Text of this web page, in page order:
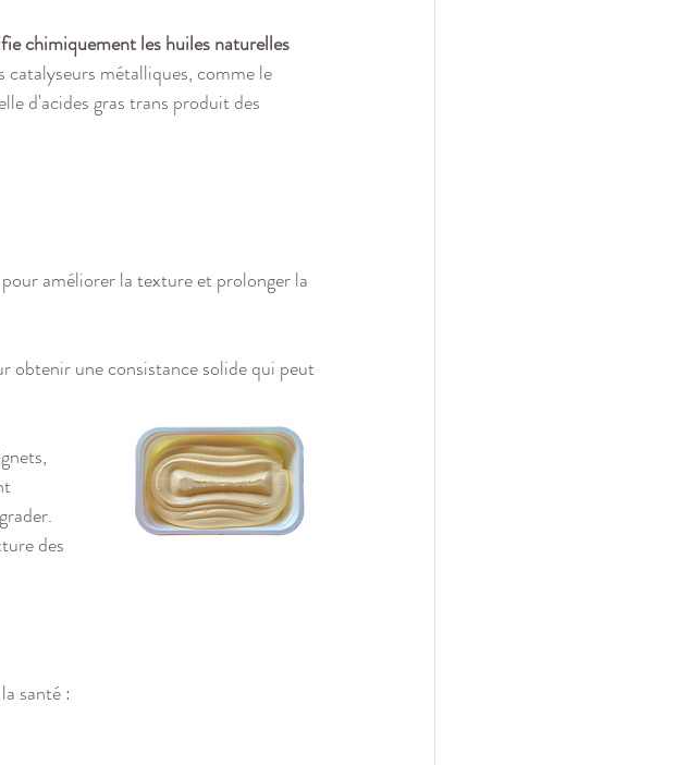
chimiquement les huiles naturelles
catalyseurs métalliques, comme le
d'acides gras trans produit des
améliorer la texture et prolonger la
obtenir une consistance solide qui peut
des
santé :